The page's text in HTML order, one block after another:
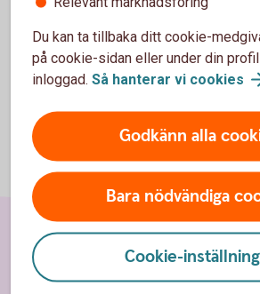
Du kan ta tillbaka ditt cookie-
på cookie-sidan eller under din profil
inloggad. Så hanterar vi cookies
Godkänn alla
Bara nödvändiga
Cookie-
Sidfot
Hitta snabbt